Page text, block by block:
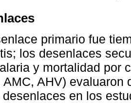
primario fue
los desenlaces
y mortalidad por
AMC, AHV) evaluaron
desenlaces en los